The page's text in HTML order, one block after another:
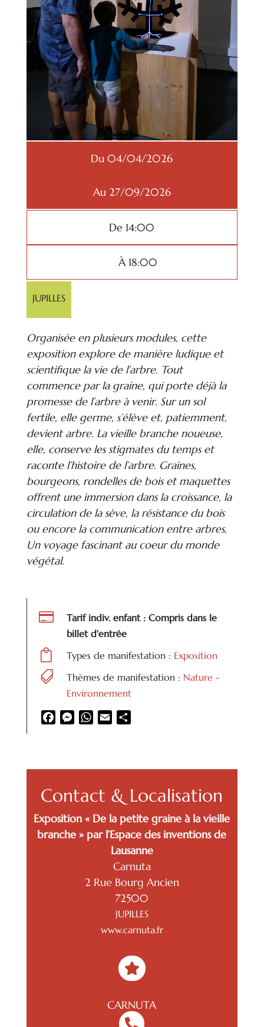
Du 04/04/2026
Au 27/09/2026
De 14:00
À 18:00
JUPILLES
Organisée en plusieurs modules, cette
exposition explore de manière ludique et
scientifique la vie de l’arbre. Tout
commence par la graine, qui porte déjà la
promesse de l’arbre à venir. Sur un sol
fertile, elle germe, s’élève et, patiemment,
devient arbre. La vieille branche noueuse,
elle, conserve les stigmates du temps et
raconte l’histoire de l’arbre. Graines,
bourgeons, rondelles de bois et maquettes
offrent une immersion dans la croissance, la
circulation de la sève, la résistance du bois
ou encore la communication entre arbres.
Un voyage fascinant au coeur du monde
végétal.

Tarif indiv. enfant : Compris dans le
billet d'entrée
 Types de manifestation : Exposition
 Thèmes de manifestation : Nature -
Environnement
FacebookMessenger
WhatsApp
Email
Contact & Localisation
Exposition « De la petite graine à la vieille
branche » par l’Espace des inventions de
Lausanne
Carnuta
2 Rue Bourg Ancien
72500
JUPILLES
www.carnuta.fr

CARNUTA
